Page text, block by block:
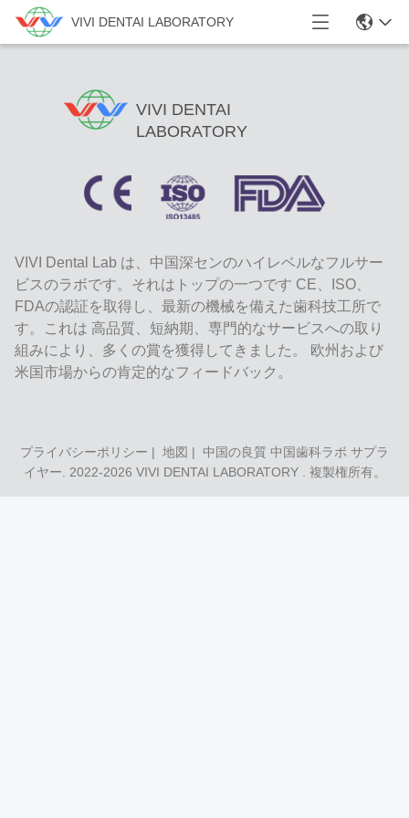
VIVI DENTAI LABORATORY
VIVI DENTAI
LABORATORY
VIVI Dental Lab は、中国深センのハイレベルなフルサー
ビスのラボです。それはトップの一つです CE、ISO、
FDAの認証を取得し、最新の機械を備えた歯科技工所で
す。これは 高品質、短納期、専門的なサービスへの取り
組みにより、多くの賞を獲得してきました。 欧州および
米国市場からの肯定的なフィードバック。
プライバシーポリシー | 地図 | 中国の良質 中国歯科ラボ サプラ
イヤー. 2022-2026 VIVI DENTAI LABORATORY. 複製権所有。